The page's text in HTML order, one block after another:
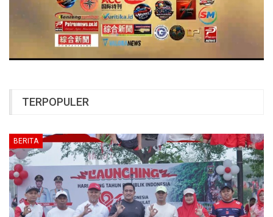
TERPOPULER
BERITA